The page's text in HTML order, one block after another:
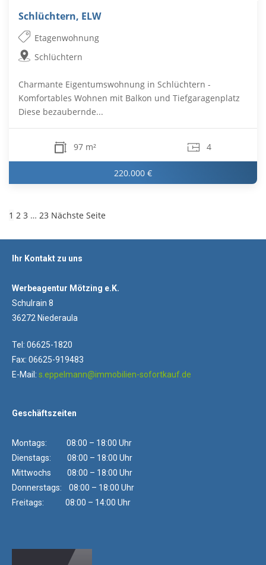
Schlüchtern, ELW
Etagenwohnung
Schlüchtern
Charmante Eigentumswohnung in Schlüchtern -
Komfortables Wohnen mit Balkon und Tiefgaragenplatz
Diese bezaubernde...
97 m² 4
220.000 €
1 2 3 … 23 Nächste Seite
Ihr Kontakt zu uns
Werbeagentur Mötzing e.K.
Schulrain 8
36272 Niederaula
Tel: 06625-1820
Fax: 06625-919483
E-Mail: s.eppelmann@immobilien-sofortkauf.de
Geschäftszeiten
Montags: 08:00 – 18:00 Uhr
Dienstags: 08:00 – 18:00 Uhr
Mittwochs 08:00 – 18:00 Uhr
Donnerstags: 08:00 – 18:00 Uhr
Freitags: 08:00 – 14:00 Uhr